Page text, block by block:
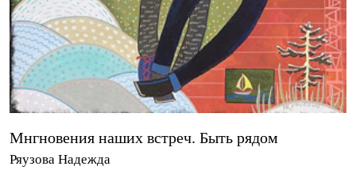
Мнгновения наших встреч. Быть рядом
Ряузова Надежда